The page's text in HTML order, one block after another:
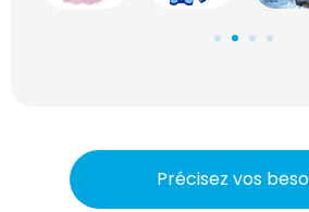
Précisez vos